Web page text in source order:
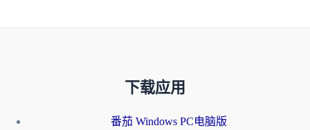
下载应用
番茄 Windows PC电脑版